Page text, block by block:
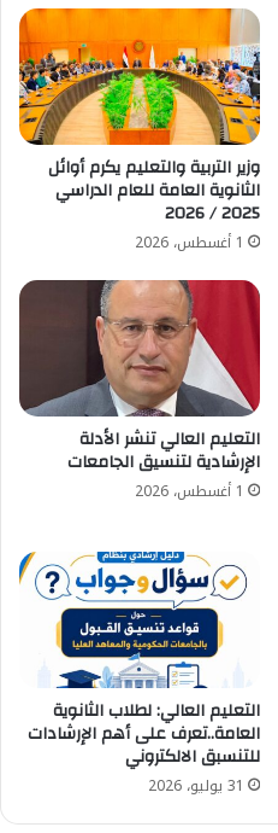
وزير التربية والتعليم يكرم أوائل
الثانوية العامة للعام الدراسي
2025 / 2026
1 أغسطس، 2026
التعليم العالي تنشر الأدلة
الإرشادية لتنسيق الجامعات
1 أغسطس، 2026
التعليم العالي: لطلاب الثانوية
العامة..تعرف على أهم الإرشادات
للتنسبق الالكتروني
31 يوليو، 2026